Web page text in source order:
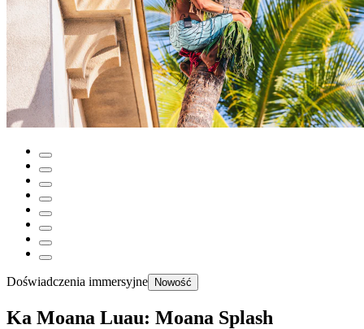
Doświadczenia immersyjne Nowość
Ka Moana Luau: Moana Splash